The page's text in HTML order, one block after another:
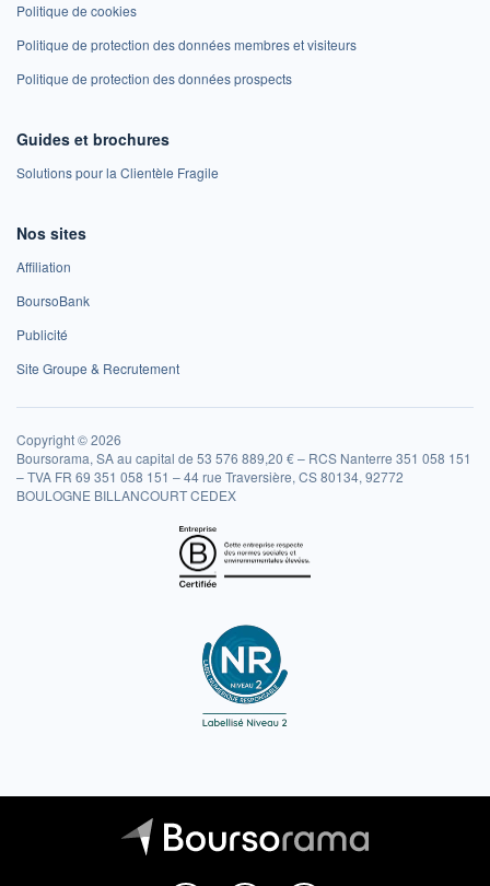
Politique de cookies
Politique de protection des données membres et visiteurs
Politique de protection des données prospects
Guides et brochures
Solutions pour la Clientèle Fragile
Nos sites
Affiliation
BoursoBank
Publicité
Site Groupe & Recrutement
Copyright © 2026
Boursorama, SA au capital de 53 576 889,20 € – RCS Nanterre 351 058 151
– TVA FR 69 351 058 151 – 44 rue Traversière, CS 80134, 92772
BOULOGNE BILLANCOURT CEDEX